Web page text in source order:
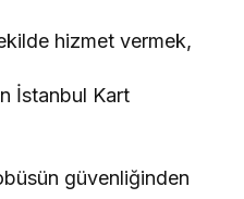
hizmet vermek,
İstanbul Kart
güvenliğinden